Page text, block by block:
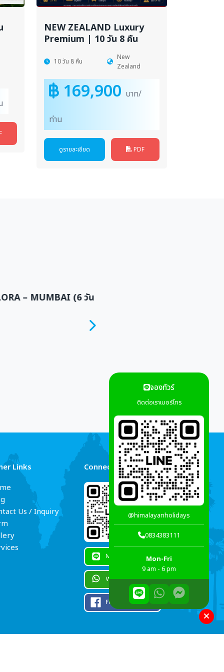
จองทัวร์
ติดต่อเราเบอร์โทร
@himalayanholidays
0834383111
Mon-Fri
9 am - 6 pm
NEW ZEALAND Luxury
Premium | 10 วัน 8 คืน
10 วัน 8 คืน
New
Zealand
169,900 บาท/
ท่าน
ดูรายละเอียด PDF
Links
Us / Inquiry
Connect Us